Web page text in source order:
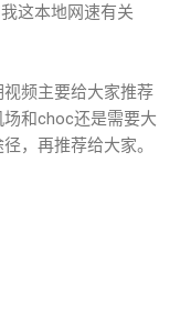
这本地网速有关
频主要给大家推荐
和choc还是需要大
，再推荐给大家。